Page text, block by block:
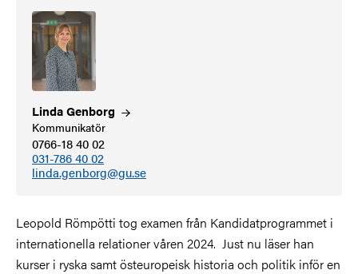
LindaGenborg
Kommunikatör
0766-18 40 02
031-786 40 02
linda.genborg@gu.se
Leopold Römpötti tog examen från Kandidatprogrammet i
internationella relationer våren 2024. Just nu läser han
kurser i ryska samt östeuropeisk historia och politik inför en